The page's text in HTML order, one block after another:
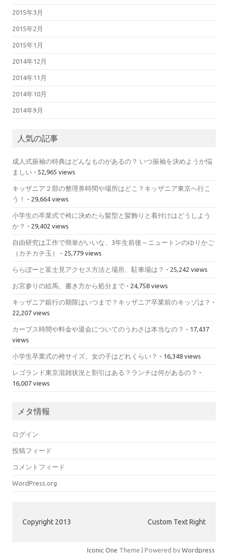
2015年3月
2015年2月
2015年1月
2014年12月
2014年11月
2014年10月
2014年9月
人気の記事
成人式振袖の特典はどんなものがあるの？ いつ振袖を決めようか悩
ましい - 52,965 views
キッザニア２部の整理券時間や場所はどこ？キッザニア東京へ行こ
う！
- 29,664 views
小学生の卒業式で袴に決めたら髪型と髪飾りと着付けはどうしよう
か？ - 29,402 views
自由研究は工作で簡単がいいな、3年生前後～ニュートンのゆりかご
（カチカチ玉）
- 25,779 views
ららぽーと富士見アクセス方法と場所、駐車場は？ - 25,242 views
お宮参りの絵馬、書き方から処分まで - 24,758 views
キッザニア銀行の期限はいつまで？キッザニア卒業前のキッゾは？ -
22,207 views
カーブス時間や料金や退会についてのうわさは本当なの？ - 17,437
views
小学生卒業式の袴サイズ、女の子はどれくらい？ - 16,348 views
レゴランド東京混雑状況と割引はある？ランチは何があるの？ -
16,007 views
メタ情報
ログイン
投稿フィード
コメントフィード
WordPress.org
Copyright 2013 Custom Text Right
Iconic One Theme | Powered by Wordpress